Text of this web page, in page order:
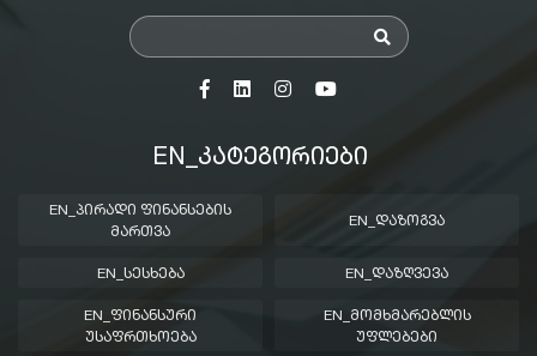
EN_ᲙᲐᲢᲔᲒᲝᲠᲘᲔᲑᲘ
EN_ᲞᲘᲠᲐᲓᲘ ᲤᲘᲜᲐᲜᲡᲔᲑᲘᲡ
ᲛᲐᲠᲗᲕᲐ
EN_ᲓᲐᲖᲝᲒᲕᲐ
EN_ᲡᲔᲡᲮᲔᲑᲐ EN_ᲓᲐᲖᲦᲕᲔᲕᲐ
EN_ᲤᲘᲜᲐᲜᲡᲣᲠᲘ
ᲣᲡᲐᲤᲠᲗᲮᲝᲔᲑᲐ
EN_ᲛᲝᲛᲮᲛᲐᲠᲔᲑᲚᲘᲡ
ᲣᲤᲚᲔᲑᲔᲑᲘ